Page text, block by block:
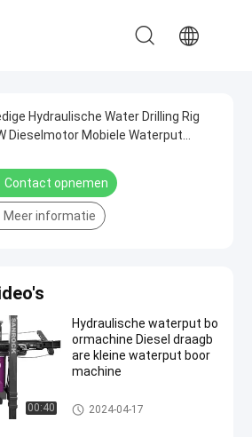
Hydraulische Water Drilling Rig
Dieselmotor Mobiele Waterput
Contact opnemen
Meer informatie
00:40
Hydraulische waterput bo
ormachine Diesel draagb
are kleine waterput boor
machine
De Installatie van de de Putbor
ing van het kruippakjewater
2024-04-17